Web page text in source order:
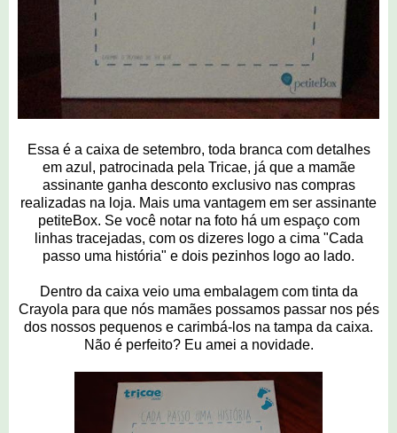
Essa é a caixa de setembro, toda branca com detalhes
em azul, patrocinada pela Tricae, já que a mamãe
assinante ganha desconto exclusivo nas compras
realizadas na loja. Mais uma vantagem em ser assinante
petiteBox. Se você notar na foto há um espaço com
linhas tracejadas, com os dizeres logo a cima "Cada
passo uma história" e dois pezinhos logo ao lado.
Dentro da caixa veio uma embalagem com tinta da
Crayola para que nós mamães possamos passar nos pés
dos nossos pequenos e carimbá-los na tampa da caixa.
Não é perfeito? Eu amei a novidade.